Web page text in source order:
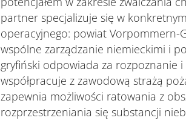
partner specjalizuje się w
operacyjnego: powiat Vorpommern-
wspólne zarządzanie niemieckimi i
gryfiński odpowiada za rozpoznanie
współpracuje z zawodową strażą
zapewnia możliwości ratowania z
rozprzestrzeniania się substancji